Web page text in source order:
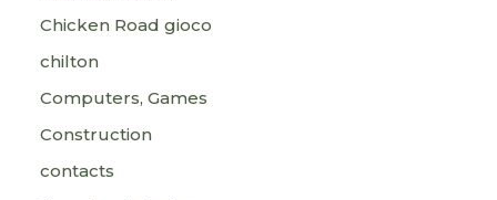
Chicken Road gioco
chilton
Computers, Games
Construction
contacts